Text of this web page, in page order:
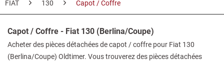
FIAT 130 Capot / Coffre
Capot / Coffre - Fiat 130 (Berlina/Coupe)
Acheter des pièces détachées de capot / coffre pour Fiat 130
(Berlina/Coupe) Oldtimer. Vous trouverez des pièces détachées